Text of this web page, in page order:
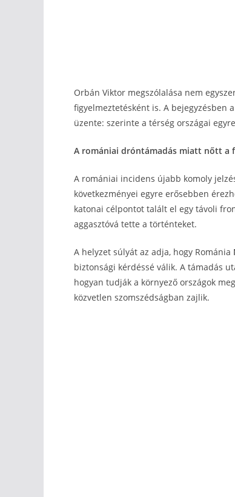
Orbán Viktor megszólalása nem
figyelmeztetésként is. A bejegyzésben
üzente: szerinte a térség országai
A romániai dróntámadás miatt nőtt a
A romániai incidens újabb komoly
következményei egyre erősebben
katonai célpontot talált el egy távoli
aggasztóvá tette a történteket.
A helyzet súlyát az adja, hogy Románia
biztonsági kérdéssé válik. A támadás
hogyan tudják a környező országok
közvetlen szomszédságban zajlik.